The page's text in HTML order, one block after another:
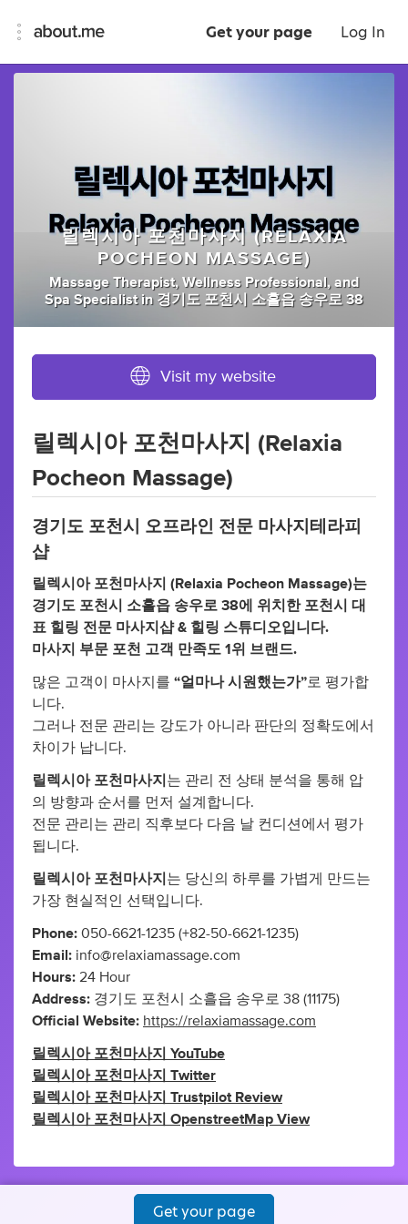
Get your page Log In
릴렉시아 포천마사지 (RELAXIA
POCHEON MASSAGE)
Massage Therapist, Wellness Professional, and
Spa Specialist in 경기도 포천시 소흘읍 송우로 38
Visit my website
릴렉시아 포천마사지 (Relaxia
Pocheon Massage)
경기도 포천시 오프라인 전문 마사지테라피
샵
릴렉시아 포천마사지 (Relaxia Pocheon Massage)는
경기도 포천시 소흘읍 송우로 38에 위치한 포천시 대
표 힐링 전문 마사지샵 & 힐링 스튜디오입니다.
마사지 부문 포천 고객 만족도 1위 브랜드.
많은 고객이 마사지를 “얼마나 시원했는가”로 평가합
니다.
그러나 전문 관리는 강도가 아니라 판단의 정확도에서
차이가 납니다.
릴렉시아 포천마사지 는 관리 전 상태 분석을 통해 압
의 방향과 순서를 먼저 설계합니다.
전문 관리는 관리 직후보다 다음 날 컨디션에서 평가
됩니다.
릴렉시아 포천마사지 는 당신의 하루를 가볍게 만드는
가장 현실적인 선택입니다.
Phone: 050-6621-1235 (+82-50-6621-1235)
Email: info@relaxiamassage.com
Hours: 24 Hour
Address: 경기도 포천시 소흘읍 송우로 38 (11175)
Official Website: https://relaxiamassage.com
릴렉시아 포천마사지 YouTube
릴렉시아 포천마사지 Twitter
릴렉시아 포천마사지 Trustpilot Review
릴렉시아 포천마사지 OpenstreetMap View
Get your page